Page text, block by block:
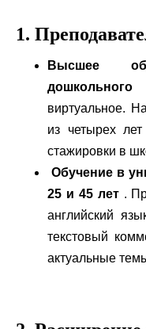
1.
Высшее
дошкольного
виртуальное.
из четырех
стажировки в
Обучение в
25 и 45 лет.
английский
текстовый
актуальные